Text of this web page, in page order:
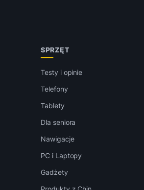
SPRZĘT
Testy i opinie
Telefony
Tablety
Dla seniora
Nawigacje
PC i Laptopy
Gadżety